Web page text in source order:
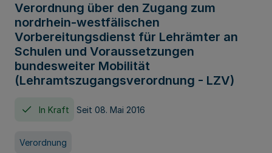
Verordnung über den Zugang zum
nordrhein-westfälischen
Vorbereitungsdienst für Lehrämter an
Schulen und Voraussetzungen
bundesweiter Mobilität
(Lehramtszugangsverordnung - LZV)
In Kraft Seit 08. Mai 2016
Verordnung